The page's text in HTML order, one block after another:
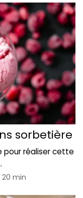
sorbetière
pour réaliser cette
min